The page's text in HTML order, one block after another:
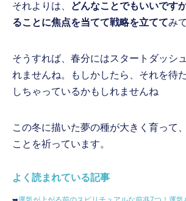
それよりは、
どんなことでもいいです
ることに焦点を当てて戦略を立ててみ
そうすれば、春分にはスタートダッシ
れませんね。もしかしたら、それを待
しちゃっているかもしれませんね
この冬に描いた夢の種が大きく育って
ことを祈っています。
よく読まれている記事